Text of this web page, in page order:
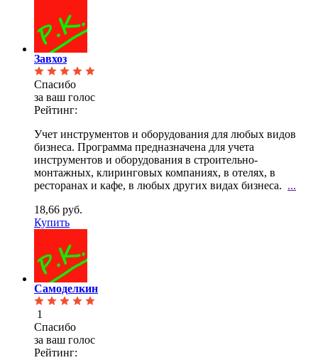
Завхоз
Спасибо
за ваш голос
Рейтинг:
Учет инструментов и оборудования для любых видов
бизнеса. Программа предназначена для учета
инструментов и оборудования в строительно-
монтажных, клиринговых компаниях, в отелях, в
ресторанах и кафе, в любых других видах бизнеса. ...
18,66 руб.
Купить
Самоделкин
1
Спасибо
за ваш голос
Рейтинг: